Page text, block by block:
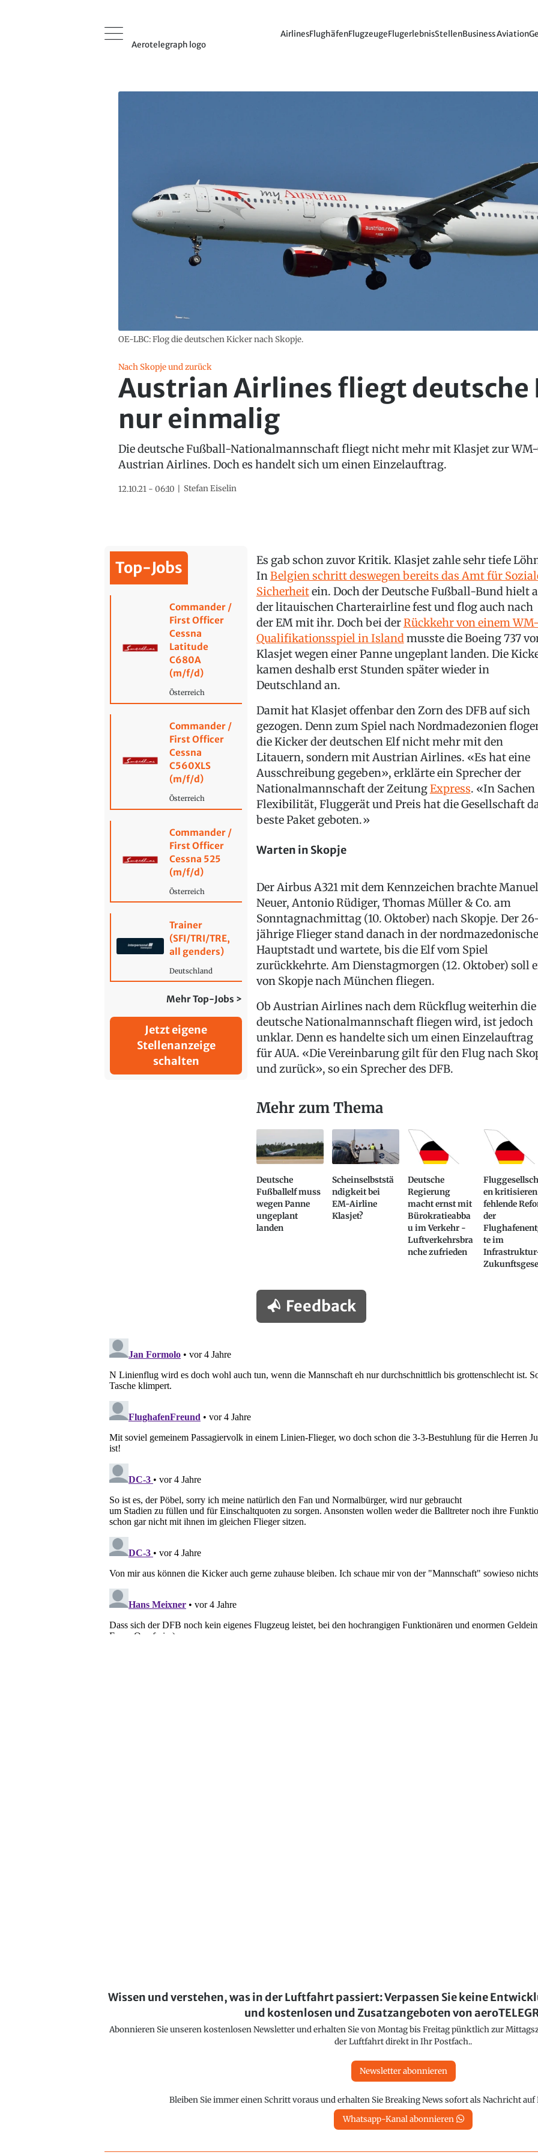
Aerotelegraph logo
AirlinesFlughäfenFlugzeugeFlugerlebnisStellenBusiness Aviation
OE-LBC: Flog die deutschen Kicker nach Skopje.
Nach Skopje und zurück
Austrian Airlines fliegt
nur einmalig
Die deutsche Fußball-Nationalmannschaft fliegt nicht mehr mit Klasjet zur
Austrian Airlines. Doch es handelt sich um einen Einzelauftrag.
12.10.21 - 06:10 Stefan Eiselin
Top-Jobs
Commander /
First Officer
Cessna
Latitude
C680A
(m/f/d)
Österreich
Commander /
First Officer
Cessna
C560XLS
(m/f/d)
Österreich
Commander /
First Officer
Cessna 525
(m/f/d)
Österreich
Trainer
(SFI/TRI/TRE,
all genders)
Deutschland
Mehr Top-Jobs >
Jetzt eigene
Stellenanzeige
schalten
Es gab schon zuvor Kritik. Klasjet zahle sehr tiefe
InBelgien schritt deswegen bereits das Amt für
Sicherheitein. Doch der Deutsche Fußball-Bund hielt
der litauischen Charterairline fest und flog auch nach
der EM mit ihr. Doch bei derRückkehr von einem WM-
Qualifikationsspiel in Islandmusste die Boeing 737
Klasjet wegen einer Panne ungeplant landen. Die
kamen deshalb erst Stunden später wieder in
Deutschland an.
Damit hat Klasjet offenbar den Zorn des DFB auf sich
gezogen. Denn zum Spiel nach Nordmadezonien
die Kicker der deutschen Elf nicht mehr mit den
Litauern, sondern mit Austrian Airlines. «Es hat eine
Ausschreibung gegeben», erklärte ein Sprecher der
Nationalmannschaft der ZeitungExpress. «In Sachen
Flexibilität, Fluggerät und Preis hat die Gesellschaft
beste Paket geboten.»
Warten in Skopje
Der Airbus A321 mit dem Kennzeichen brachte Manuel
Neuer, Antonio Rüdiger, Thomas Müller & Co. am
Sonntagnachmittag (10. Oktober) nach Skopje. Der
jährige Flieger stand danach in der
Hauptstadt und wartete, bis die Elf vom Spiel
zurückkehrte. Am Dienstagmorgen (12. Oktober) soll
von Skopje nach München fliegen.
Ob Austrian Airlines nach dem Rückflug weiterhin die
deutsche Nationalmannschaft fliegen wird, ist jedoch
unklar. Denn es handelte sich um einen Einzelauftrag
für AUA. «Die Vereinbarung gilt für den Flug nach
und zurück», so ein Sprecher des DFB.
Mehr zum Thema
Deutsche
Fußballelf muss
wegen Panne
ungeplant
landen
Scheinselbststä
ndigkeit bei
EM-Airline
Klasjet?
Deutsche
Regierung
macht ernst mit
Bürokratieabba
u im Verkehr -
Luftverkehrsbra
nche zufrieden
en kritisieren
fehlende
der
te im
Feedback
Wissen und verstehen, was in der Luftfahrt passiert: Verpassen Sie keine
und kostenlosen und Zusatzangeboten von
Abonnieren Sie unseren kostenlosen Newsletter und erhalten Sie von Montag bis Freitag pünktlich zur
der Luftfahrt direkt in Ihr Postfach..
Newsletter abonnieren
Bleiben Sie immer einen Schritt voraus und erhalten Sie Breaking News sofort als Nachricht
Whatsapp-Kanal abonnieren